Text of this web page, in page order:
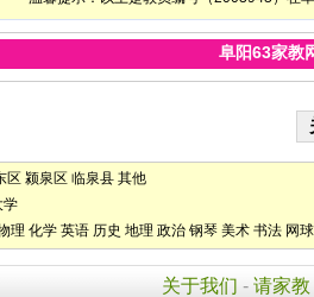
阜阳63家教
区 颍泉区 临泉县 其他
学
理 化学 英语 历史 地理 政治 钢琴 美术 书法 网球
关于我们 - 请家教